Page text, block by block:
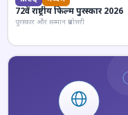
72वें राष्ट्रीय फिल्म पुरस्कार 2026
पुरस्कार और सम्मान प्रश्नोत्तरी